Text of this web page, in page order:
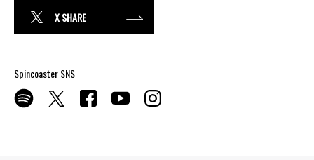
X SHARE
Spincoaster SNS